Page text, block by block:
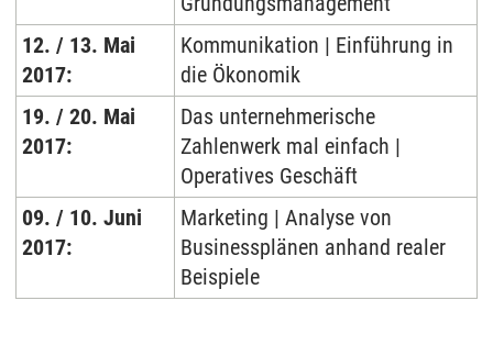
12. / 13. Mai
2017:
Kommunikation | Einführung in
die Ökonomik
19. / 20. Mai
2017:
Das unternehmerische
Zahlenwerk mal einfach |
Operatives Geschäft
09. / 10. Juni
2017:
Marketing | Analyse von
Businessplänen anhand realer
Beispiele